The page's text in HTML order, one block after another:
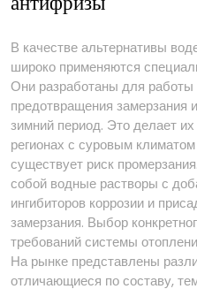
В качестве альтернативы
широко применяются
Они разработаны для работы
предотвращения замерзания
зимний период. Это делает
регионах с суровым
существует риск
собой водные растворы с
ингибиторов коррозии и
замерзания. Выбор
требований системы
На рынке представлены
отличающиеся по составу,